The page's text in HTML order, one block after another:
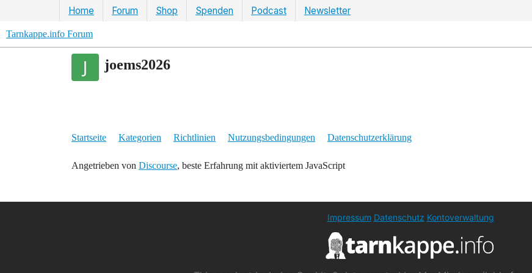
Home Forum Shop Spenden Podcast Newsletter
Tarnkappe.info Forum
joems2026
Startseite Kategorien Richtlinien Nutzungsbedingungen Datenschutzerklärung
Angetrieben von Discourse, beste Erfahrung mit aktiviertem JavaScript
Impressum Datenschutz Kontoverwaltung